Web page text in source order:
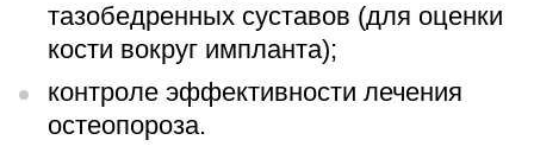
тазобедренных суставов (для оценки
кости вокруг импланта);
контроле эффективности лечения
остеопороза.